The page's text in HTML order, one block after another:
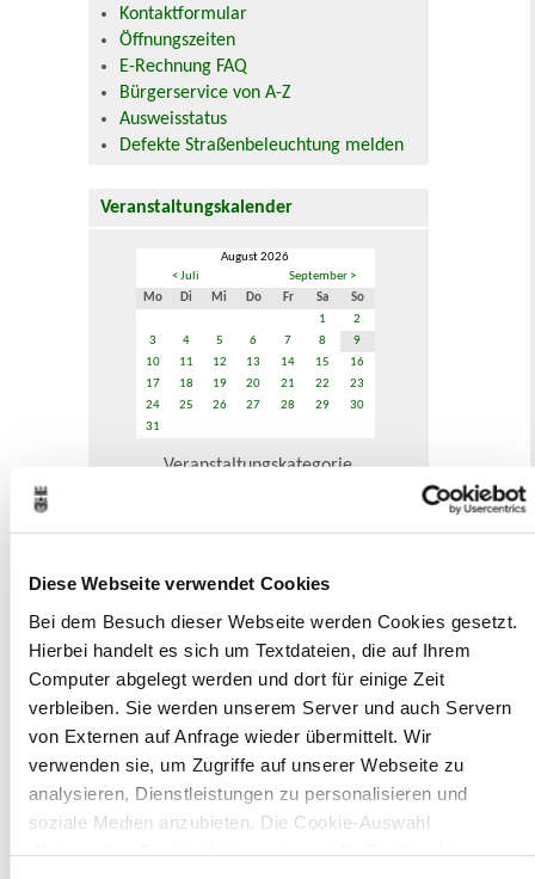
Diese Webseite verwendet Cookies
Bei dem Besuch dieser Webseite werden Cookies gesetzt.
Hierbei handelt es sich um Textdateien, die auf Ihrem
Computer abgelegt werden und dort für einige Zeit
verbleiben. Sie werden unserem Server und auch Servern
von Externen auf Anfrage wieder übermittelt. Wir
verwenden sie, um Zugriffe auf unserer Webseite zu
analysieren, Dienstleistungen zu personalisieren und
soziale Medien anzubieten. Die Cookie-Auswahl
Kontaktformular
Öffnungszeiten
E-Rechnung FAQ
Bürgerservice von A-Z
Ausweisstatus
Defekte Straßenbeleuchtung melden
Veranstaltungskalender
August 2026
< Juli
September >
Mo
Di Mi Do Fr Sa
So
1
2
3
4 5 6 7 8
9
10
11 12 13 14 15
16
17
18 19 20 21 22
23
24
25 26 27 28 29
30
31
Veranstaltungskategorie
Zur Veranstaltungssuche
Museen
In Recklinghausen gibt es verschiedene
Museen zu entdecken, darunter das
Ikonen-Museum und die
Kunsthalle.Mehr